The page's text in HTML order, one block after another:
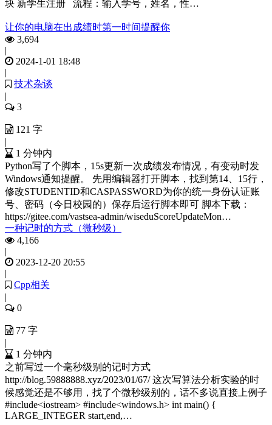
块 新学生注册 流程：输入学号，姓名，性…
让你的电脑在出成绩时第一时间提醒你
3,694
|
2024-1-01 18:48
|
技术杂谈
|
3
121 字
|
1 分钟内
Python写了个脚本，15s更新一次成绩发布情况，有变动时发
Windows通知提醒。 先用编辑器打开脚本，找到第14、15行，
修改STUDENTID和CASPASSWORD为你的统一身份认证账
号、密码（今日校园的）保存后运行脚本即可 脚本下载：
https://gitee.com/vastsea-admin/wiseduScoreUpdateMon…
一种记时的方式（微秒级）
4,166
|
2023-12-20 20:55
|
Cpp相关
|
0
77 字
|
1 分钟内
之前写过一个毫秒级别的记时方式
http://blog.59888888.xyz/2023/01/67/ 这次写算法分析实验的时
候感觉还是不够用，找了个微秒级别的，话不多说直接上例子
#include<iostream> #include<windows.h> int main() {
LARGE_INTEGER start,end,…